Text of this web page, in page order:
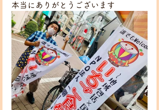
本当にありがとうございます